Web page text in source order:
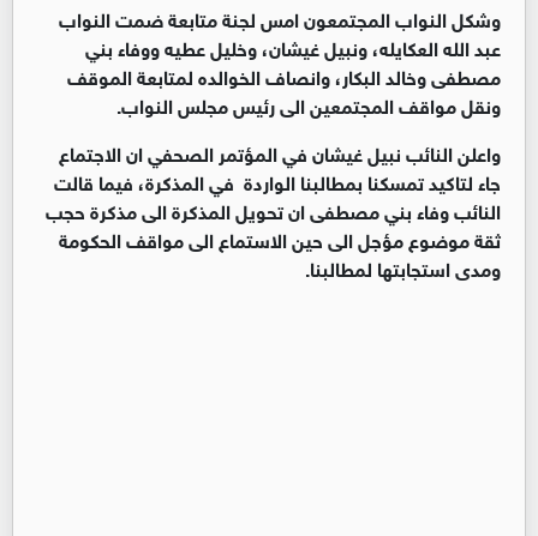
وشكل النواب المجتمعون امس لجنة متابعة ضمت النواب
عبد الله العكايله، ونبيل غيشان، وخليل عطيه ووفاء بني
مصطفى وخالد البكار، وانصاف الخوالده لمتابعة الموقف
ونقل مواقف المجتمعين الى رئيس مجلس النواب.
واعلن النائب نبيل غيشان في المؤتمر الصحفي ان الاجتماع
جاء لتاكيد تمسكنا بمطالبنا الواردة في المذكرة، فيما قالت
النائب وفاء بني مصطفى ان تحويل المذكرة الى مذكرة حجب
ثقة موضوع مؤجل الى حين الاستماع الى مواقف الحكومة
ومدى استجابتها لمطالبنا.